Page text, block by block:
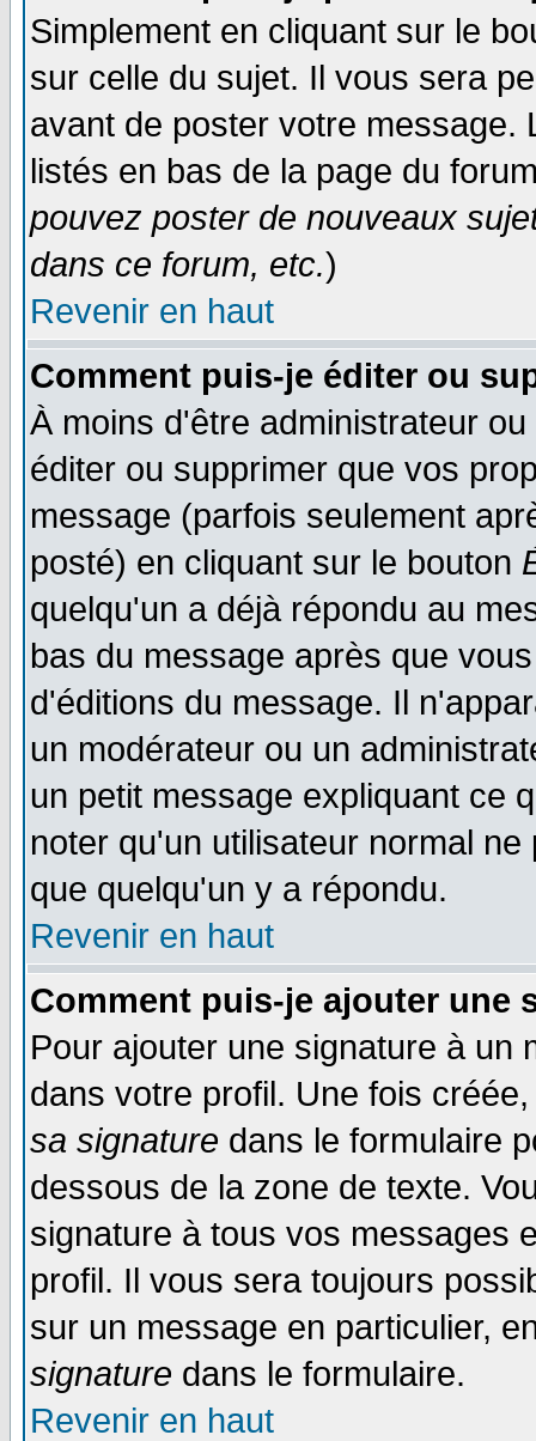
Simplement en cliquant sur le
sur celle du sujet. Il vous sera
avant de poster votre
listés en bas de la page du
pouvez poster de nouveaux
dans ce forum, etc.)
Revenir en haut
Comment puis-je éditer ou
À moins d'être administrateur
éditer ou supprimer que vos
message (parfois seulement
posté) en cliquant sur le bouton
quelqu'un a déjà répondu au
bas du message après que
d'éditions du message. Il
un modérateur ou un
un petit message expliquant ce
noter qu'un utilisateur normal
que quelqu'un y a répondu.
Revenir en haut
Comment puis-je ajouter une
Pour ajouter une signature à un
dans votre profil. Une fois
sa signature dans le formulaire
dessous de la zone de texte.
signature à tous vos messages
profil. Il vous sera toujours
sur un message en particulier,
signature dans le formulaire.
Revenir en haut